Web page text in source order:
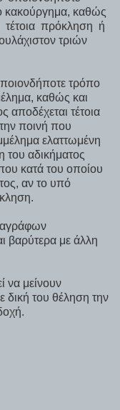
κακούργημα, καθώς
τέτοια πρόκληση ή
τριών
τρόπο
καθώς και
αποδέχεται τέτοια
ποινή που
ελαττωμένη
του αδικήματος
κατά του οποίου
αν το υπό
βαρύτερα με άλλη
να μείνουν
δική του θέληση την